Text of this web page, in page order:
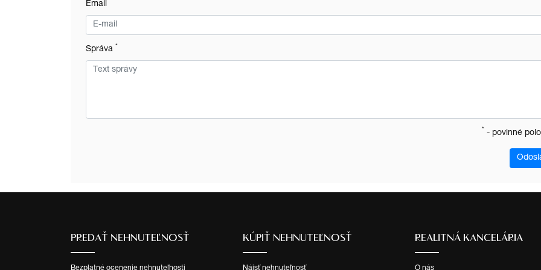
Email *
Správa *
* - povinné
PREDAŤ NEHNUTEĽNOSŤ
Bezplatné ocenenie nehnuteľnosti
KÚPIŤ NEHNUTEĽNOSŤ
Nájsť nehnuteľnosť
REALITNÁ KANCELÁRIA
O nás